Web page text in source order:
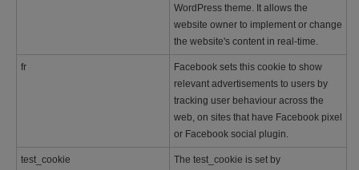
WordPress theme. It allows the
website owner to implement or change
the website's content in real-time.
fr
Facebook sets this cookie to show
relevant advertisements to users by
tracking user behaviour across the
web, on sites that have Facebook pixel
or Facebook social plugin.
test_cookie
The test_cookie is set by